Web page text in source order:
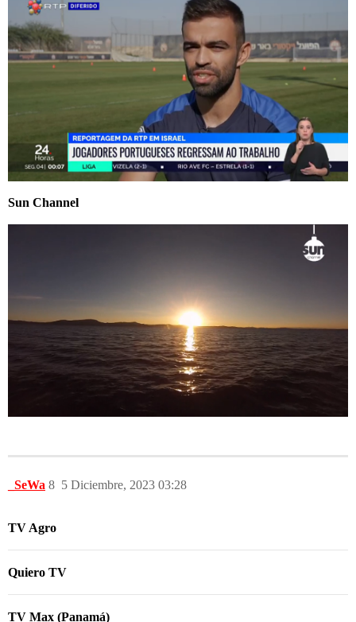
Sun Channel
_SeWa 5 Diciembre, 2023 03:28
8
TV Agro
Quiero TV
TV Max (Panamá)